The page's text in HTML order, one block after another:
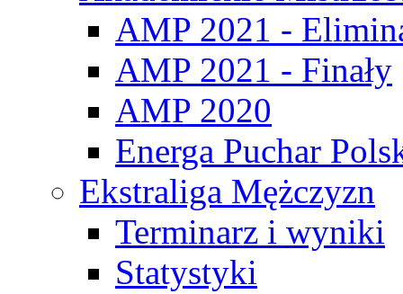
AMP 2021 -
AMP 2021 - Finały
AMP 2020
Energa Puchar
Ekstraliga Mężczyzn
Terminarz i wyniki
Statystyki